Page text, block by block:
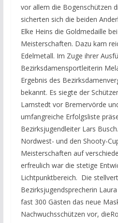
vor allem die Bogenschützen
sicherten sich die beiden
Elke Heins die Goldmedaille
Meisterschaften. Dazu kam
Edelmetall. Im Zuge ihrer
Bezirksdamensportleiterin
Ergebnis des
bekannt. Es siegte der
Lamstedt vor Bremervörde
umfangreiche Erfolgsliste
Bezirksjugendleiter Lars
Nordwest- und den Shooty-
Meisterschaften auf
erfreulich war die stetige
Lichtpunktbereich. Die
Bezirksjugendsprecherin
fast 300 Gästen das neue
Nachwuchsschützen vor,